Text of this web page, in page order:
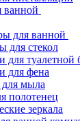
ванной
для ванной
для стекол
для туалетной
для фена
мыла
полотенец
зеркала